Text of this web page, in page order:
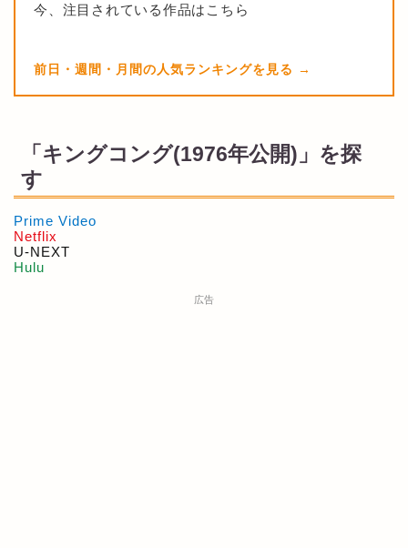
今、注目されている作品はこちら
前日・週間・月間の人気ランキングを見る
「キングコング(1976年公開)」を探
す
Prime Video
Netflix
U-NEXT
Hulu
広告